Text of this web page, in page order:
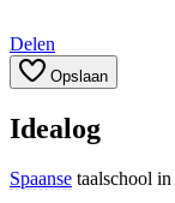
Delen
Opslaan
Idealog
Spaanse taalschool in